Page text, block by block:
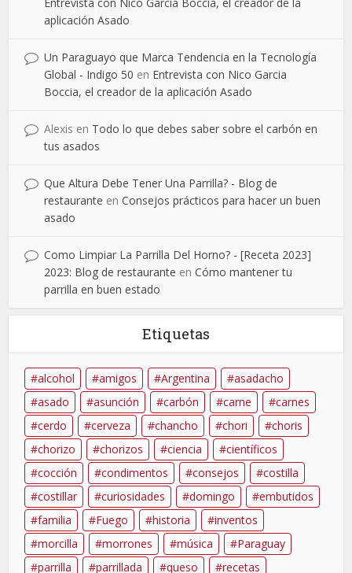
Entrevista con Nico Garcia Boccia, el creador de la
aplicación Asado
Un Paraguayo que Marca Tendencia en la Tecnología
Global - Indigo 50 en Entrevista con Nico Garcia
Boccia, el creador de la aplicación Asado
Alexis en Todo lo que debes saber sobre el carbón en
tus asados
Que Altura Debe Tener Una Parrilla? - Blog de
restaurante enConsejos prácticos para hacer un buen
asado
Como Limpiar La Parrilla Del Horno? - [Receta 2023]
2023: Blog de restaurante enCómo mantener tu
parrilla en buen estado
Etiquetas
alcohol amigos Argentina
asadacho
asado
asunción carbón carne
carnes
cerdo
cerveza chancho chori
choris
chorizo
chorizos ciencia
científicos
cocción
condimentos consejos
costilla
costillar
curiosidades domingo
embutidos
familia
Fuego historia
inventos
morcilla
morrones música
Paraguay
parrilla
parrillada queso recetas